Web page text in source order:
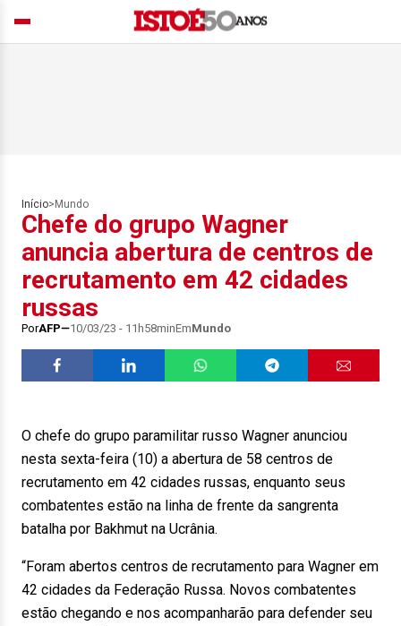
Início> Mundo
Chefe do grupo Wagner
anuncia abertura de centros de
recrutamento em 42 cidades
russas
PorAFP 10/03/23 - 11h58minEmMundo
O chefe do grupo paramilitar russo Wagner anunciou
nesta sexta-feira (10) a abertura de 58 centros de
recrutamento em 42 cidades russas, enquanto seus
combatentes estão na linha de frente da sangrenta
batalha por Bakhmut na Ucrânia.
“Foram abertos centros de recrutamento para Wagner em
42 cidades da Federação Russa. Novos combatentes
estão chegando e nos acompanharão para defender seu